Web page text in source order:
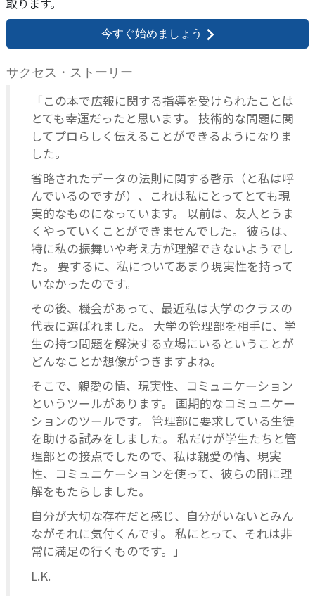
今すぐ始めましょう
サクセス・ストーリー
「この本で広報に関する指導を受けられたことは
とても幸運だったと思います。 技術的な問題に関
してプロらしく伝えることができるようになりま
した。
省略されたデータの法則に関する啓示（と私は呼
んでいるのですが）、これは私にとってとても現
実的なものになっています。 以前は、友人とうま
くやっていくことができませんでした。 彼らは、
特に私の振舞いや考え方が理解できないようでし
た。 要するに、私についてあまり現実性を持って
いなかったのです。
その後、機会があって、最近私は大学のクラスの
代表に選ばれました。 大学の管理部を相手に、学
生の持つ問題を解決する立場にいるということが
どんなことか想像がつきますよね。
そこで、親愛の情、現実性、コミュニケーション
というツールがあります。 画期的なコミュニケー
ションのツールです。 管理部に要求している生徒
を助ける試みをしました。 私だけが学生たちと管
理部との接点でしたので、私は親愛の情、現実
性、コミュニケーションを使って、彼らの間に理
解をもたらしました。
自分が大切な存在だと感じ、自分がいないとみん
ながそれに気付くんです。 私にとって、それは非
常に満足の行くものです。」
L.K.